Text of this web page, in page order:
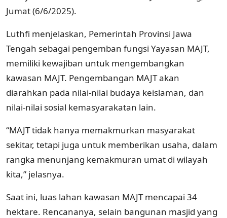
Jumat (6/6/2025).
Luthfi menjelaskan, Pemerintah Provinsi Jawa
Tengah sebagai pengemban fungsi Yayasan MAJT,
memiliki kewajiban untuk mengembangkan
kawasan MAJT. Pengembangan MAJT akan
diarahkan pada nilai-nilai budaya keislaman, dan
nilai-nilai sosial kemasyarakatan lain.
“MAJT tidak hanya memakmurkan masyarakat
sekitar, tetapi juga untuk memberikan usaha, dalam
rangka menunjang kemakmuran umat di wilayah
kita,” jelasnya.
Saat ini, luas lahan kawasan MAJT mencapai 34
hektare. Rencananya, selain bangunan masjid yang